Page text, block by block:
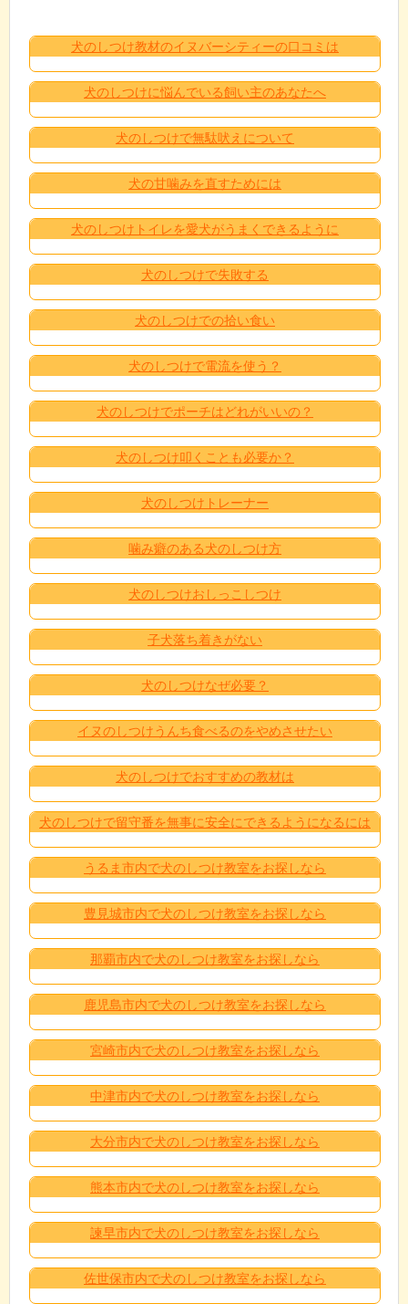
犬のしつけ教材のイヌバーシティーの口コミは
犬のしつけに悩んでいる飼い主のあなたへ
犬のしつけで無駄吠えについて
犬の甘噛みを直すためには
犬のしつけトイレを愛犬がうまくできるように
犬のしつけで失敗する
犬のしつけでの拾い食い
犬のしつけで電流を使う？
犬のしつけでポーチはどれがいいの？
犬のしつけ叩くことも必要か？
犬のしつけトレーナー
噛み癖のある犬のしつけ方
犬のしつけおしっこしつけ
子犬落ち着きがない
犬のしつけなぜ必要？
イヌのしつけうんち食べるのをやめさせたい
犬のしつけでおすすめの教材は
犬のしつけで留守番を無事に安全にできるようになるには
うるま市内で犬のしつけ教室をお探しなら
豊見城市内で犬のしつけ教室をお探しなら
那覇市内で犬のしつけ教室をお探しなら
鹿児島市内で犬のしつけ教室をお探しなら
宮崎市内で犬のしつけ教室をお探しなら
中津市内で犬のしつけ教室をお探しなら
大分市内で犬のしつけ教室をお探しなら
熊本市内で犬のしつけ教室をお探しなら
諫早市内で犬のしつけ教室をお探しなら
佐世保市内で犬のしつけ教室をお探しなら